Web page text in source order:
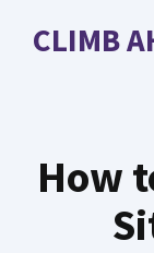
CLIMB
How